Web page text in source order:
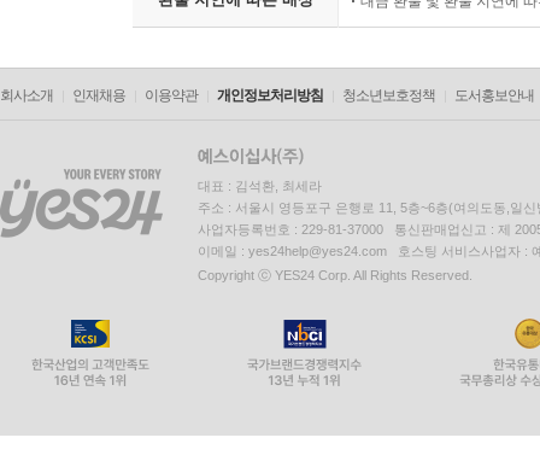
회사소개 인재채용 이용약관 개인정보처리방침 청소년보호정책 도서홍보안내
대표 : 김석환, 최세라
주소 : 서울시 영등포구 은행로 11, 5층~6층(여의도동,일신
사업자등록번호 : 229-81-37000 통신판매업신고 : 제
이메일 : yes24help@yes24.com 호스팅 서비스사업자 :
Copyright ⓒ YES24 Corp. All Rights Reserved.